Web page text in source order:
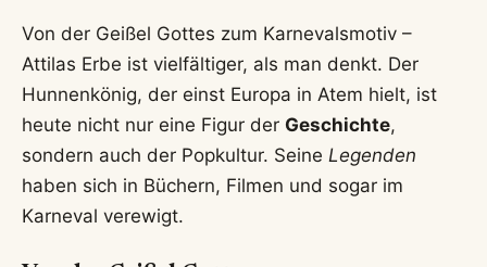
Von der Geißel Gottes zum Karnevalsmotiv –
Attilas Erbe ist vielfältiger, als man denkt. Der
Hunnenkönig, der einst Europa in Atem hielt, ist
heute nicht nur eine Figur der Geschichte,
sondern auch der Popkultur. Seine Legenden
haben sich in Büchern, Filmen und sogar im
Karneval verewigt.